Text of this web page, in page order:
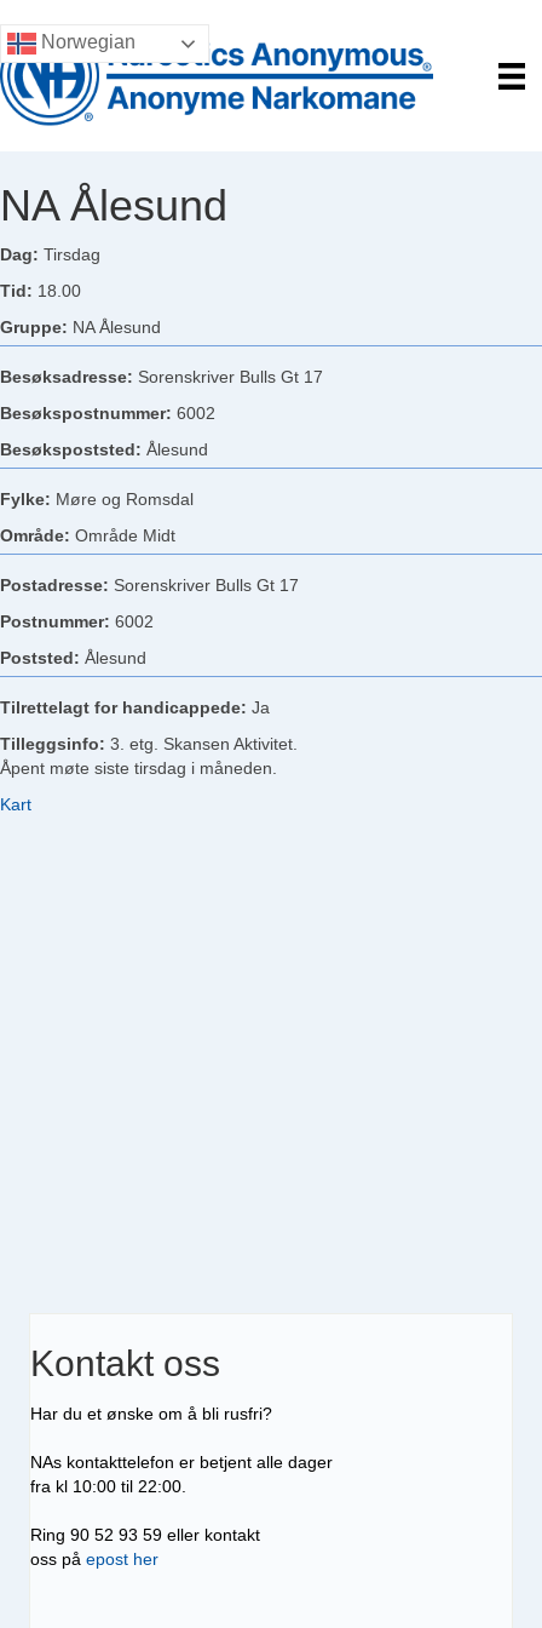
Norwegian
NA Ålesund
Dag: Tirsdag
Tid: 18.00
Gruppe: NA Ålesund
Besøksadresse: Sorenskriver Bulls Gt 17
Besøkspostnummer: 6002
Besøkspoststed: Ålesund
Fylke: Møre og Romsdal
Område: Område Midt
Postadresse: Sorenskriver Bulls Gt 17
Postnummer: 6002
Poststed: Ålesund
Tilrettelagt for handicappede: Ja
Tilleggsinfo: 3. etg. Skansen Aktivitet.
Åpent møte siste tirsdag i måneden.
Kart
Kontakt oss
Har du et ønske om å bli rusfri?
NAs kontakttelefon er betjent alle dager
fra kl 10:00 til 22:00.
Ring 90 52 93 59 eller kontakt
oss på epost her